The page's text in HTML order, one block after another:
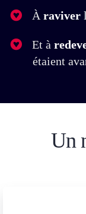
Àraviver
​Et à
étaient
Un